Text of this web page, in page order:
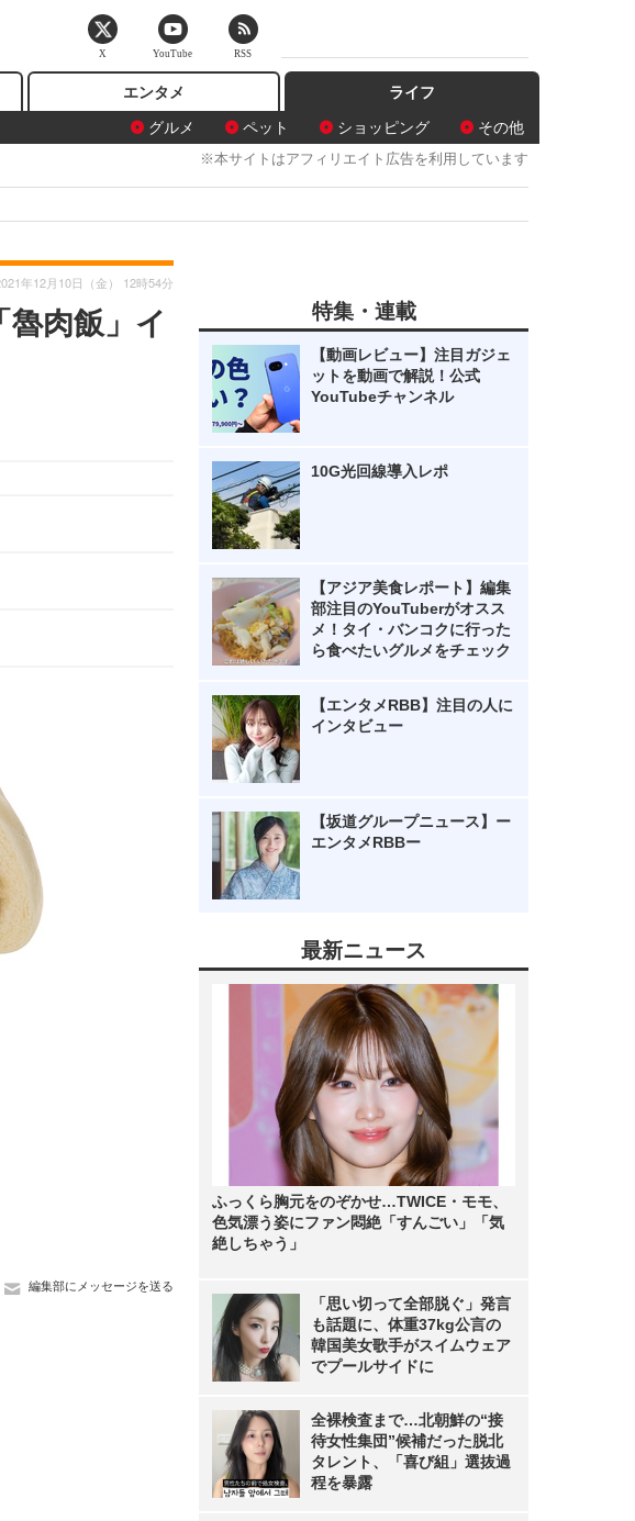
エンタメ
ライフ
グルメ
ペット ショッピング その他
※本サイトはアフィリエイト広告を利用しています
肉飯」イ
年12月10日（金） 12時54分
編集部にメッセージを送る
特集・連載
【動画レビュー】注目ガジェ
ットを動画で解説！公式
YouTubeチャンネル
10G光回線導入レポ
【アジア美食レポート】編集
部注目のYouTuberがオスス
メ！タイ・バンコクに行った
ら食べたいグルメをチェック
【エンタメRBB】注目の人に
インタビュー
【坂道グループニュース】ー
エンタメRBBー
最新ニュース
ふっくら胸元をのぞかせ…TWICE・モモ、
色気漂う姿にファン悶絶「すんごい」「気
絶しちゃう」
「思い切って全部脱ぐ」発言
も話題に、体重37kg公言の
韓国美女歌手がスイムウェア
でプールサイドに
全裸検査まで…北朝鮮の“接
待女性集団”候補だった脱北
タレント、「喜び組」選抜過
程を暴露
X YouTube RSS